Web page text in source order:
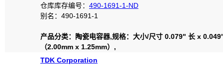
仓库库存编号： 490-1691-1-ND
别名：490-1691-1
产品分类：陶瓷电容器,规格：大小/尺寸 0.079" 长 x
（2.00mm x 1.25mm）,
TDK Corporation